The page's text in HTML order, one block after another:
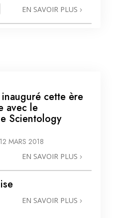
EN SAVOIR PLUS
cette ère
avec le
Scientology
12 MARS 2018
EN SAVOIR PLUS
EN SAVOIR PLUS